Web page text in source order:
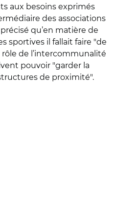
aux besoins exprimés
des associations
qu’en matière de
sportives il fallait faire "de
rôle de l’intercommunalité
pouvoir "garder la
de proximité".